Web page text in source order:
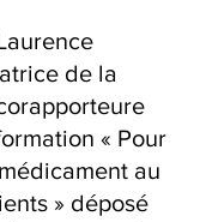
de la
« Pour
au
» déposé